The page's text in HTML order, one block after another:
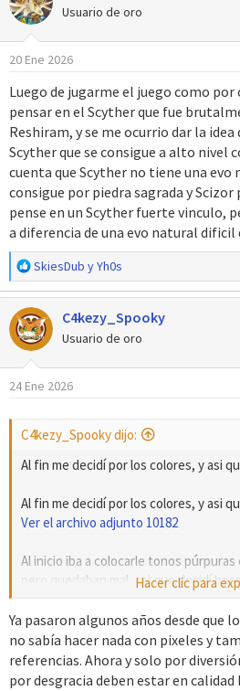
c
i
o
n
s
:
Usuario de oro
20 Ene 2026
Luego de jugarme el juego como por
pensar en el Scyther que fue
Reshiram, y se me ocurrio dar la idea
Scyther que se consigue a alto nivel
cuenta que Scyther no tiene una evo
consigue por piedra sagrada y
pense en un Scyther fuerte vinculo,
a diferencia de una evo natural dificil
R
e
a
c
c
i
o
n
:
SkiesDub yYh0s
C4kezy_Spooky
Usuario de oro
24 Ene 2026
C4kezy_Spooky dijo:
Al fin me decidí por los colores, y asi
Al fin me decidí por los colores, y asi
Ver el archivo adjunto 10182
Al inicio iba a colocarle tonos
pero quedaban mal, asi que decidí
weavile.
Como weavile es una comadreja,
que le puse, por una mas alargada,
Hacer clic para
Ya pasaron algunos años desde que
no sabía hacer nada con pixeles y
referencias. Ahora y solo por
por desgracia deben estar en